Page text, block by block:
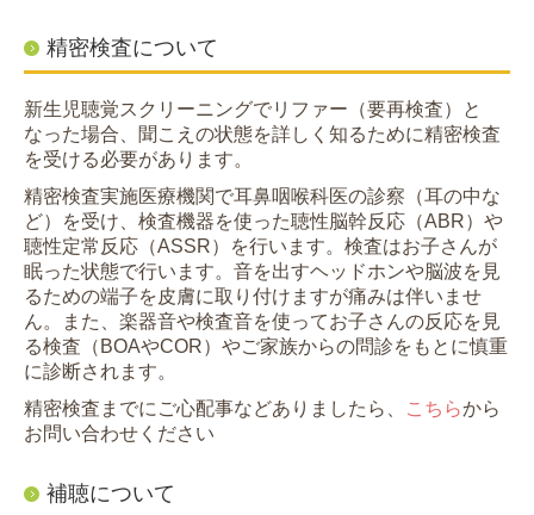
精密検査について
新生児聴覚スクリーニングでリファー（要再検査）と
なった場合、聞こえの状態を詳しく知るために精密検査
を受ける必要があります。
精密検査実施医療機関で耳鼻咽喉科医の診察（耳の中な
ど）を受け、検査機器を使った聴性脳幹反応（ABR）や
聴性定常反応（ASSR）を行います。検査はお子さんが
眠った状態で行います。音を出すヘッドホンや脳波を見
るための端子を皮膚に取り付けますが痛みは伴いませ
ん。また、楽器音や検査音を使ってお子さんの反応を見
る検査（BOAやCOR）やご家族からの問診をもとに慎重
に診断されます。
精密検査までにご心配事などありましたら、
こちらから
お問い合わせください
補聴について